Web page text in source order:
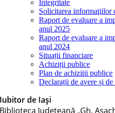
Integritate
Solicitarea informaţiilor
Raport de evaluare a
anul 2025
Raport de evaluare a
anul 2024
Situații financiare
Achiziții publice
Plan de achiziţii publice
Declarații de avere și de
Iubitor de Iaşi
Biblioteca Judeţeană „Gh.